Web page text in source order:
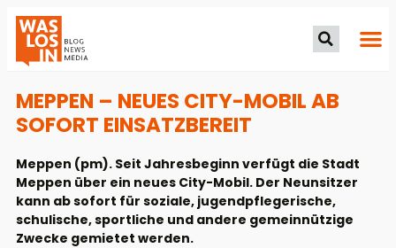
MEPPEN – NEUES CITY-MOBIL AB
SOFORT EINSATZBEREIT
Meppen (pm). Seit Jahresbeginn verfügt die Stadt
Meppen über ein neues City-Mobil. Der Neunsitzer
kann ab sofort für soziale, jugendpflegerische,
schulische, sportliche und andere gemeinnützige
Zwecke gemietet werden.